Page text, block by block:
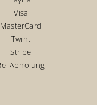
Visa
MasterCard
Twint
Stripe
Abholung